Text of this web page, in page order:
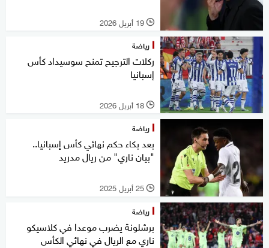
l 19 أبريل 2026
رياضة
ركلات الترجيح تمنح سوسيداد كأس
إسبانيا
l 18 أبريل 2026
رياضة
بعد بكاء حكم نهائي كأس إسبانيا..
"بيان ناري" من ريال مدريد
l 25 أبريل 2025
رياضة
برشلونة يضرب موعدا في كلاسيكو
ناري مع الريال في نهائي الكأس